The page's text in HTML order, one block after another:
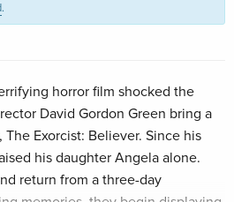
4K Ultra
+ Blu-ray
CHF 39.50
.
horror film shocked the
David Gordon Green bring a
Exorcist: Believer. Since his
his daughter Angela alone.
return from a three-day